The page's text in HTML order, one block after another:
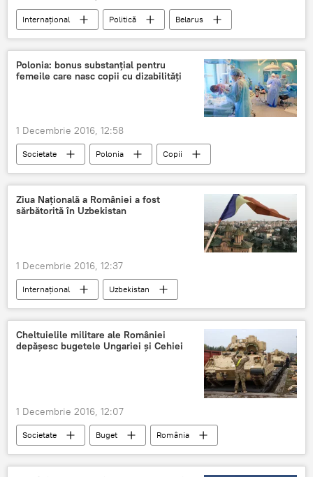
Internaţional Politică
Belarus
Aleksandr Lukașenko
1 decembrie
Ziua Națională a României
Republica Belarus
Felicitări
România
Polonia: bonus substanțial pentru
femeile care nasc copii cu dizabilități
1 Decembrie 2016, 12:58
Societate Polonia
Copii
Naștere
Bonusuri Mame
Ziua Națională a României a fost
sărbătorită în Uzbekistan
1 Decembrie 2016, 12:37
Internaţional
Uzbekistan
1 decembrie
Ziua Națională a României
Ambasada României
Tașkent
România
Cheltuielile militare ale României
depăşesc bugetele Ungariei şi Cehiei
1 Decembrie 2016, 12:07
Societate Buget
România
NATO